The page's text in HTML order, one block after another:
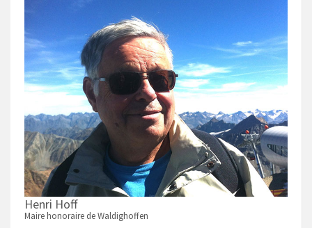
Henri Hoff
Maire honoraire de Waldighoffen